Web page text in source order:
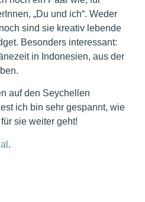
„Du und ich“. Weder
sind sie kreativ lebende
Besonders interessant:
in Indonesien, aus der
auf den Seychellen
ich bin sehr gespannt, wie
sie weiter geht!
.